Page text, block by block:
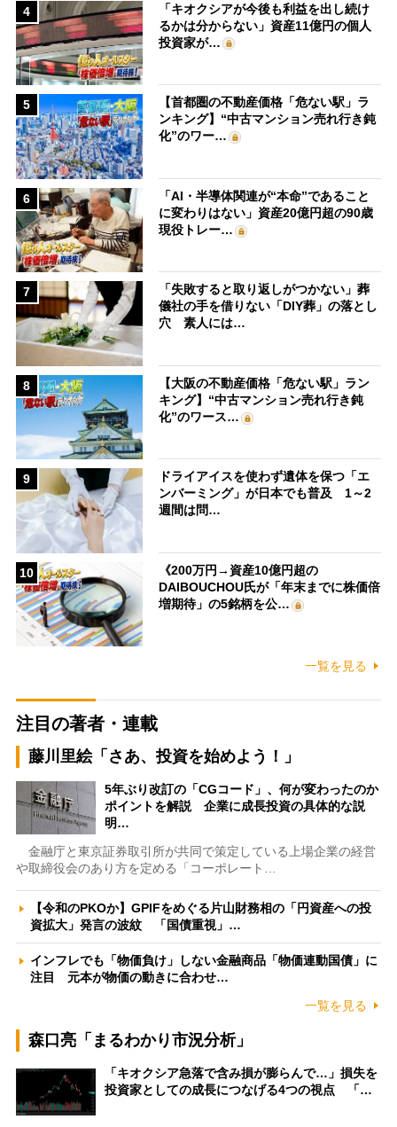
4
「キオクシアが今後も利益を出し続け
るかは分からない」資産11億円の個人
投資家が…
5
【首都圏の不動産価格「危ない駅」ラ
ンキング】“中古マンション売れ行き鈍
化”のワー…
6
「AI・半導体関連が“本命”であること
に変わりはない」資産20億円超の90歳
現役トレー…
7
「失敗すると取り返しがつかない」葬
儀社の手を借りない「DIY葬」の落とし
穴 素人には…
8
【大阪の不動産価格「危ない駅」ラン
キング】“中古マンション売れ行き鈍
化”のワース…
9
ドライアイスを使わず遺体を保つ「エ
ンバーミング」が日本でも普及 1～2
週間は問…
10
《200万円→資産10億円超の
DAIBOUCHOU氏が「年末までに株価倍
増期待」の5銘柄を公…
一覧を見る
注目の著者・連載
藤川里絵「さあ、投資を始めよう！」
5年ぶり改訂の「CGコード」、何が変わったのか
ポイントを解説 企業に成長投資の具体的な説
明…
金融庁と東京証券取引所が共同で策定している上場企業の経営
や取締役会のあり方を定める「コーポレート…
【令和のPKOか】GPIFをめぐる片山財務相の「円資産への投
資拡大」発言の波紋 「国債重視」…
インフレでも「物価負け」しない金融商品「物価連動国債」に
注目 元本が物価の動きに合わせ…
一覧を見る
森口亮「まるわかり市況分析」
「キオクシア急落で含み損が膨らんで…」損失を
投資家としての成長につなげる4つの視点 「…